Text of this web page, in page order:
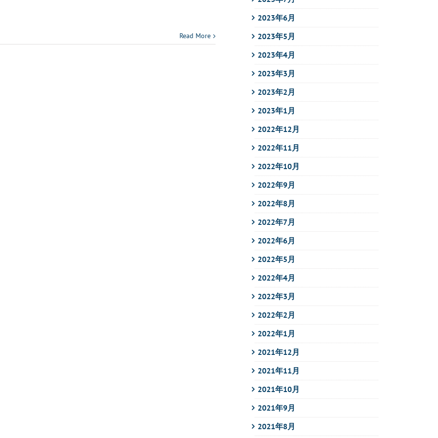
Read More
2023年6月
2023年5月
2023年4月
2023年3月
2023年2月
2023年1月
2022年12月
2022年11月
2022年10月
2022年9月
2022年8月
2022年7月
2022年6月
2022年5月
2022年4月
2022年3月
2022年2月
2022年1月
2021年12月
2021年11月
2021年10月
2021年9月
2021年8月